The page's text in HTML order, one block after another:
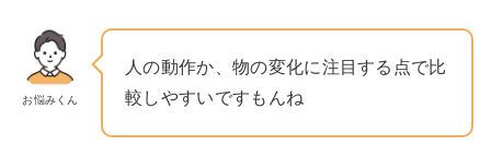
お悩みくん
人の動作か、物の変化に注目する点で比
較しやすいですもんね